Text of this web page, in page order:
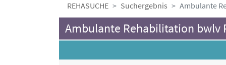
REHASUCHE Suchergebnis Ambulante
Ambulante Rehabilitation bwlv